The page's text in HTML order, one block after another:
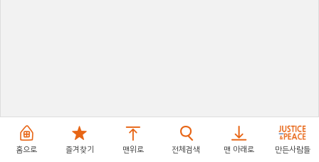
홈으로 즐겨찾기 맨위로 전체검색 맨 아래로 만든사람들